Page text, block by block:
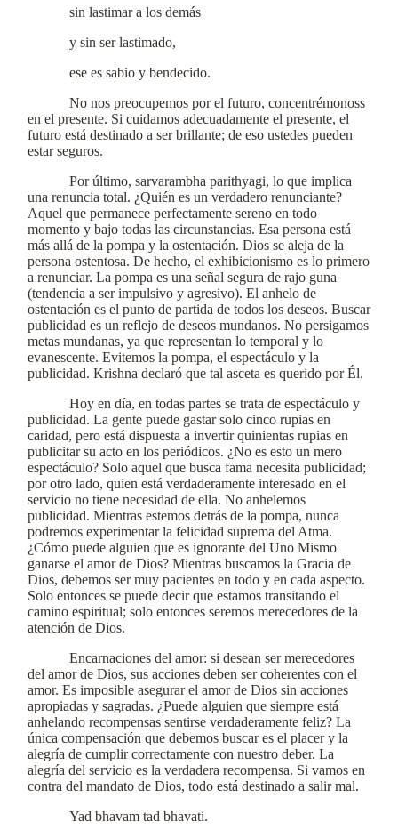
sin lastimar a los demás
y sin ser lastimado,
ese es sabio y bendecido.
No nos preocupemos por el futuro, concentrémonoss
en el presente. Si cuidamos adecuadamente el presente, el
futuro está destinado a ser brillante; de eso ustedes pueden
estar seguros.
Por último, sarvarambha parithyagi, lo que implica
una renuncia total. ¿Quién es un verdadero renunciante?
Aquel que permanece perfectamente sereno en todo
momento y bajo todas las circunstancias. Esa persona está
más allá de la pompa y la ostentación. Dios se aleja de la
persona ostentosa. De hecho, el exhibicionismo es lo primero
a renunciar. La pompa es una señal segura de rajo guna
(tendencia a ser impulsivo y agresivo). El anhelo de
ostentación es el punto de partida de todos los deseos. Buscar
publicidad es un reflejo de deseos mundanos. No persigamos
metas mundanas, ya que representan lo temporal y lo
evanescente. Evitemos la pompa, el espectáculo y la
publicidad. Krishna declaró que tal asceta es querido por Él.
Hoy en día, en todas partes se trata de espectáculo y
publicidad. La gente puede gastar solo cinco rupias en
caridad, pero está dispuesta a invertir quinientas rupias en
publicitar su acto en los periódicos. ¿No es esto un mero
espectáculo? Solo aquel que busca fama necesita publicidad;
por otro lado, quien está verdaderamente interesado en el
servicio no tiene necesidad de ella. No anhelemos
publicidad. Mientras estemos detrás de la pompa, nunca
podremos experimentar la felicidad suprema del Atma.
¿Cómo puede alguien que es ignorante del Uno Mismo
ganarse el amor de Dios? Mientras buscamos la Gracia de
Dios, debemos ser muy pacientes en todo y en cada aspecto.
Solo entonces se puede decir que estamos transitando el
camino espiritual; solo entonces seremos merecedores de la
atención de Dios.
Encarnaciones del amor: si desean ser merecedores
del amor de Dios, sus acciones deben ser coherentes con el
amor. Es imposible asegurar el amor de Dios sin acciones
apropiadas y sagradas. ¿Puede alguien que siempre está
anhelando recompensas sentirse verdaderamente feliz? La
única compensación que debemos buscar es el placer y la
alegría de cumplir correctamente con nuestro deber. La
alegría del servicio es la verdadera recompensa. Si vamos en
contra del mandato de Dios, todo está destinado a salir mal.
Yad bhavam tad bhavati.